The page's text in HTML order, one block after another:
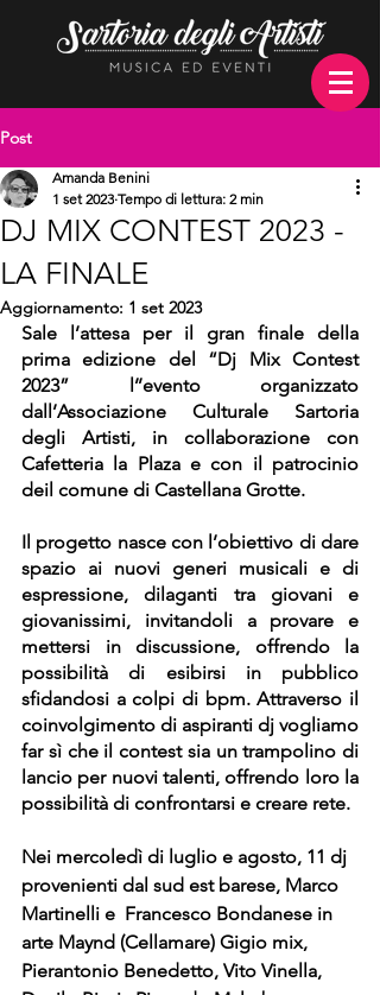
Post
DJ MIX CONTEST 2023 -
LA FINALE
Amanda Benini
1 set 2023 Tempo di lettura: 2 min
Aggiornamento: 1 set 2023
Sale l’attesa per il gran finale della
prima edizione del “Dj Mix Contest
2023” l’’evento organizzato
dall’Associazione Culturale Sartoria
degli Artisti, in collaborazione con
Cafetteria la Plaza e con il patrocinio
deil comune di Castellana Grotte.
Il progetto nasce con l’obiettivo di dare
spazio ai nuovi generi musicali e di
espressione, dilaganti tra giovani e
giovanissimi, invitandoli a provare e
mettersi in discussione, offrendo la
possibilità di esibirsi in pubblico
sfidandosi a colpi di bpm. Attraverso il
coinvolgimento di aspiranti dj vogliamo
far sì che il contest sia un trampolino di
lancio per nuovi talenti, offrendo loro la
possibilità di confrontarsi e creare rete.
Nei mercoledì di luglio e agosto, 11 dj
provenienti dal sud est barese, Marco
Martinelli e  Francesco Bondanese in
arte Maynd (Cellamare) Gigio mix,
Pierantonio Benedetto, Vito Vinella,